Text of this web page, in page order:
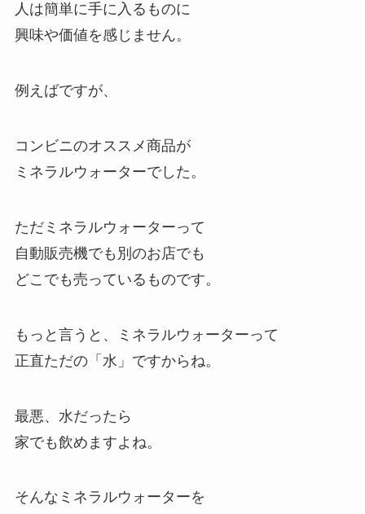
人は簡単に手に入るものに
興味や価値を感じません。
例えばですが、
コンビニのオススメ商品が
ミネラルウォーターでした。
ただミネラルウォーターって
自動販売機でも別のお店でも
どこでも売っているものです。
もっと言うと、ミネラルウォーターって
正直ただの「水」ですからね。
最悪、水だったら
家でも飲めますよね。
そんなミネラルウォーターを